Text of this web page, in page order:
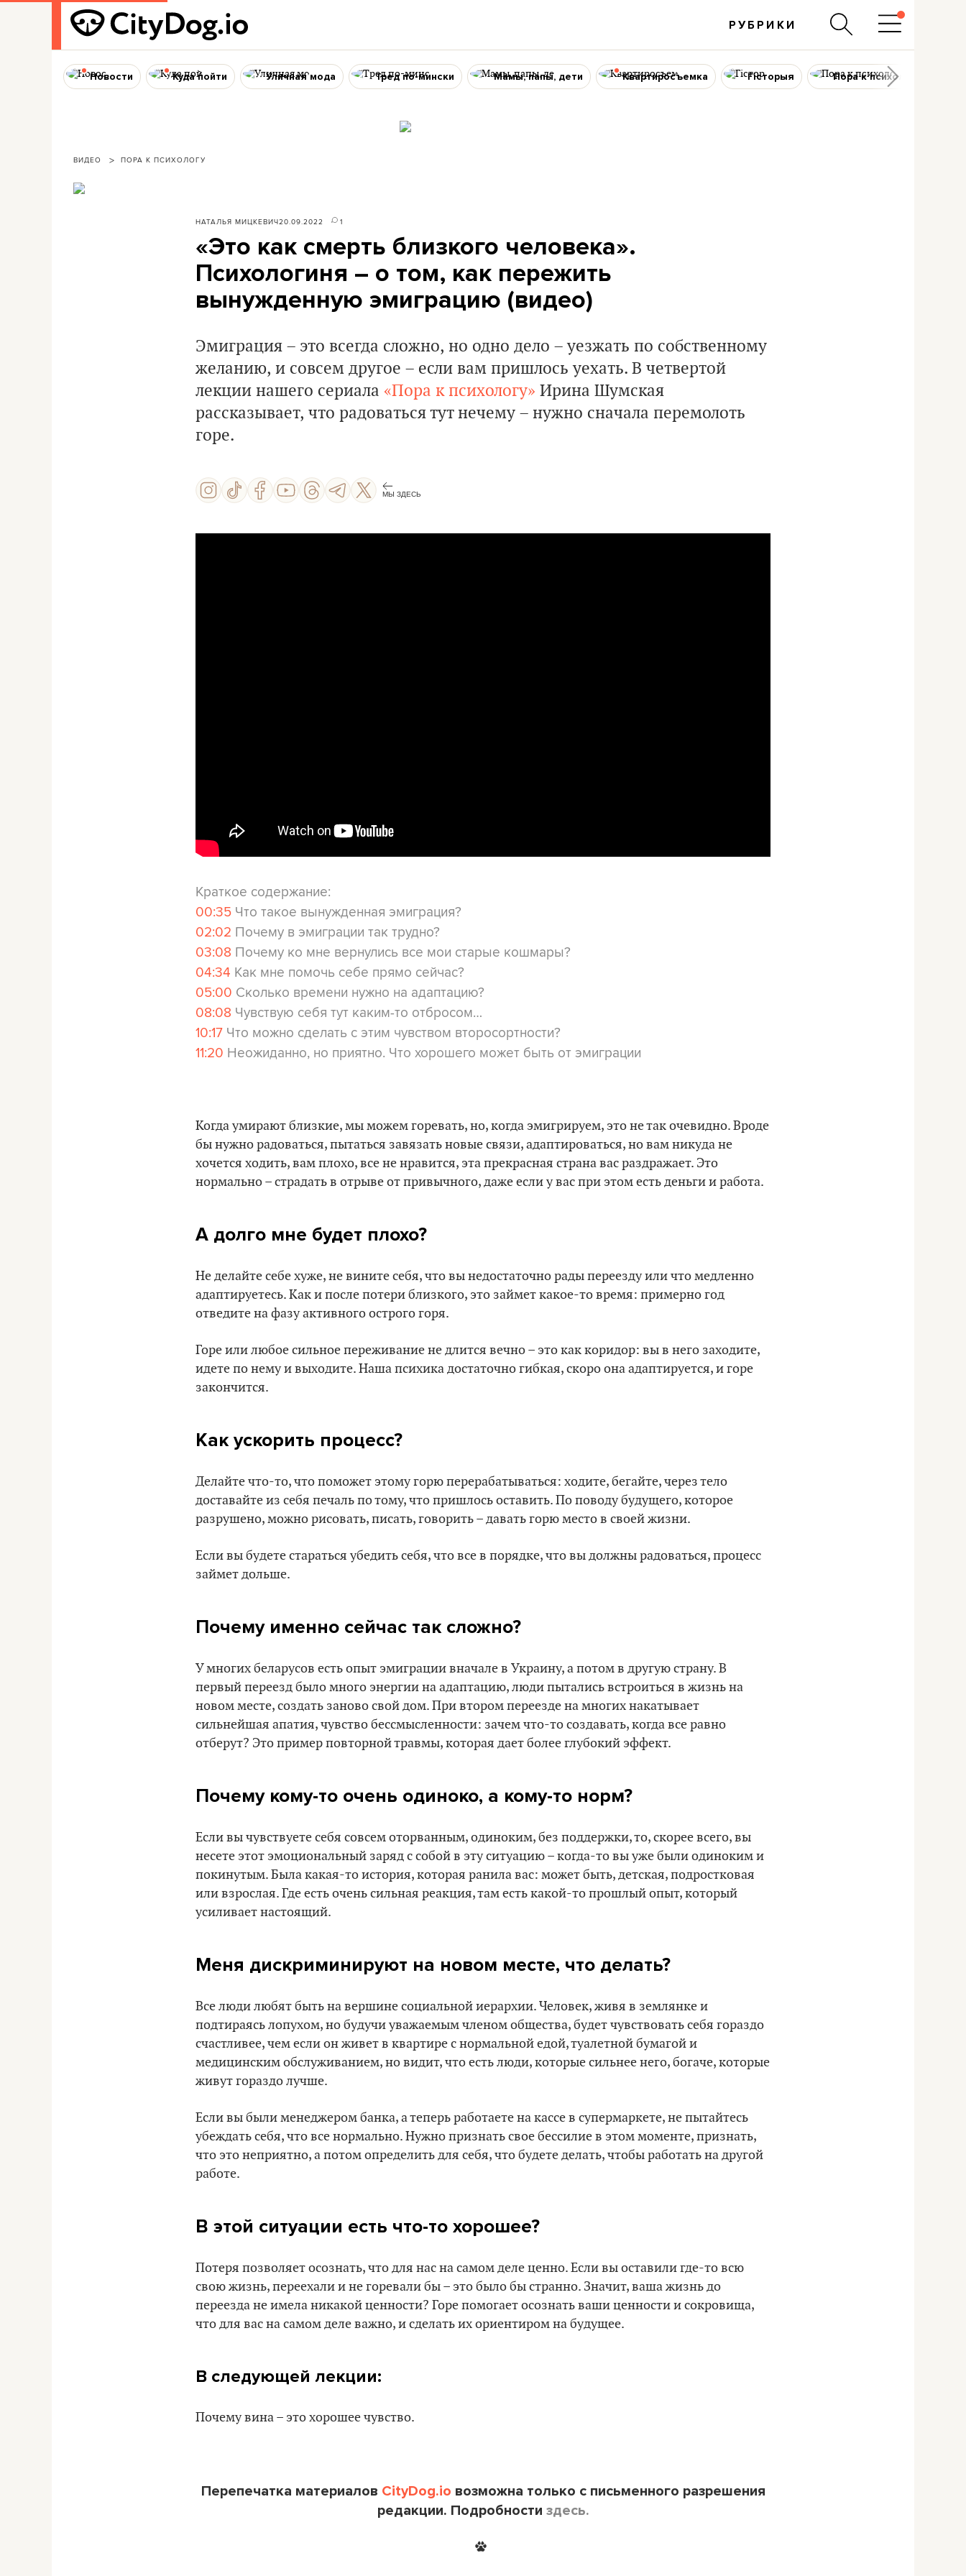
РУБРИКИ
Новости Куда пойти Уличная мода Тред по-мински Мамы, папы, дети Квартиросъемка Гісторыя Пора к психологу
ВИДЕО ПОРА К ПСИХОЛОГУ
НАТАЛЬЯ МИЦКЕВИЧ20.09.2022 1
«Это как смерть близкого человека».
Психологиня – о том, как пережить
вынужденную эмиграцию (видео)
Эмиграция – это всегда сложно, но одно дело – уезжать по собственному
желанию, и совсем другое – если вам пришлось уехать. В четвертой
лекции нашего сериала «Пора к психологу» Ирина Шумская
рассказывает, что радоваться тут нечему – нужно сначала перемолоть
горе.
МЫ ЗДЕСЬ
Краткое содержание:
00:35 Что такое вынужденная эмиграция?
02:02 Почему в эмиграции так трудно?
03:08 Почему ко мне вернулись все мои старые кошмары?
04:34 Как мне помочь себе прямо сейчас?
05:00 Сколько времени нужно на адаптацию?
08:08 Чувствую себя тут каким-то отбросом…
10:17 Что можно сделать с этим чувством второсортности?
11:20 Неожиданно, но приятно. Что хорошего может быть от эмиграции
Когда умирают близкие, мы можем горевать, но, когда эмигрируем, это не так очевидно. Вроде
бы нужно радоваться, пытаться завязать новые связи, адаптироваться, но вам никуда не
хочется ходить, вам плохо, все не нравится, эта прекрасная страна вас раздражает. Это
нормально – страдать в отрыве от привычного, даже если у вас при этом есть деньги и работа.
А долго мне будет плохо?
Не делайте себе хуже, не вините себя, что вы недостаточно рады переезду или что медленно
адаптируетесь. Как и после потери близкого, это займет какое-то время: примерно год
отведите на фазу активного острого горя.
Горе или любое сильное переживание не длится вечно – это как коридор: вы в него заходите,
идете по нему и выходите. Наша психика достаточно гибкая, скоро она адаптируется, и горе
закончится.
Как ускорить процесс?
Делайте что-то, что поможет этому горю перерабатываться: ходите, бегайте, через тело
доставайте из себя печаль по тому, что пришлось оставить. По поводу будущего, которое
разрушено, можно рисовать, писать, говорить – давать горю место в своей жизни.
Если вы будете стараться убедить себя, что все в порядке, что вы должны радоваться, процесс
займет дольше.
Почему именно сейчас так сложно?
У многих беларусов есть опыт эмиграции вначале в Украину, а потом в другую страну. В
первый переезд было много энергии на адаптацию, люди пытались встроиться в жизнь на
новом месте, создать заново свой дом. При втором переезде на многих накатывает
сильнейшая апатия, чувство бессмысленности: зачем что-то создавать, когда все равно
отберут? Это пример повторной травмы, которая дает более глубокий эффект.
Почему кому-то очень одиноко, а кому-то норм?
Если вы чувствуете себя совсем оторванным, одиноким, без поддержки, то, скорее всего, вы
несете этот эмоциональный заряд с собой в эту ситуацию – когда-то вы уже были одиноким и
покинутым. Была какая-то история, которая ранила вас: может быть, детская, подростковая
или взрослая. Где есть очень сильная реакция, там есть какой-то прошлый опыт, который
усиливает настоящий.
Меня дискриминируют на новом месте, что делать?
Все люди любят быть на вершине социальной иерархии. Человек, живя в землянке и
подтираясь лопухом, но будучи уважаемым членом общества, будет чувствовать себя гораздо
счастливее, чем если он живет в квартире с нормальной едой, туалетной бумагой и
медицинским обслуживанием, но видит, что есть люди, которые сильнее него, богаче, которые
живут гораздо лучше.
Если вы были менеджером банка, а теперь работаете на кассе в супермаркете, не пытайтесь
убеждать себя, что все нормально. Нужно признать свое бессилие в этом моменте, признать,
что это неприятно, а потом определить для себя, что будете делать, чтобы работать на другой
работе.
В этой ситуации есть что-то хорошее?
Потеря позволяет осознать, что для нас на самом деле ценно. Если вы оставили где-то всю
свою жизнь, переехали и не горевали бы – это было бы странно. Значит, ваша жизнь до
переезда не имела никакой ценности? Горе помогает осознать ваши ценности и сокровища,
что для вас на самом деле важно, и сделать их ориентиром на будущее.
В следующей лекции:
Почему вина – это хорошее чувство.
Перепечатка материалов CityDog.io возможна только с письменного разрешения
редакции. Подробности здесь.